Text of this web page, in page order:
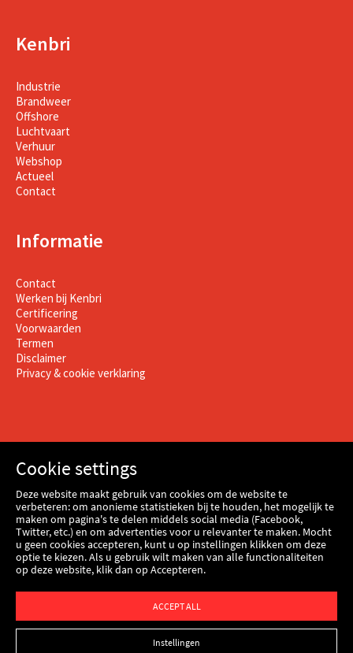
Kenbri
Industrie
Brandweer
Offshore
Luchtvaart
Verhuur
Webshop
Actueel
Contact
Informatie
Contact
Werken bij Kenbri
Certificering
Voorwaarden
Termen
Disclaimer
Privacy & cookie verklaring
Cookie settings
Deze website maakt gebruik van cookies om de website te
verbeteren: om anonieme statistieken bij te houden, het mogelijk te
maken om pagina's te delen middels social media (Facebook,
Twitter, etc.) en om advertenties voor u relevanter te maken. Mocht
u geen cookies accepteren, kunt u op instellingen klikken om deze
optie te kiezen. Als u gebruik wilt maken van alle functionaliteiten
op deze website, klik dan op Accepteren.
ACCEPT ALL
Instellingen